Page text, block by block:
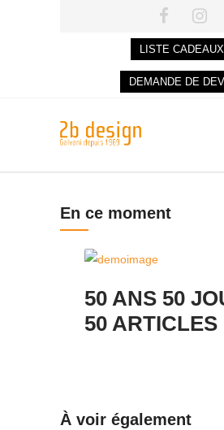
LISTE CADEAUX
DEMANDE DE
En ce moment
50 ANS 50
50 ARTICLES
À voir également